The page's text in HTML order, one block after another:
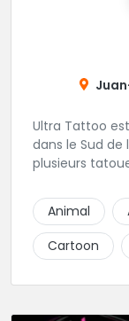
Ultra Tattoo
dans le Sud de
plusieurs
Animal
Cartoon